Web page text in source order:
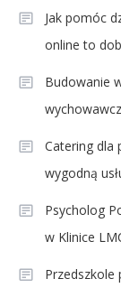
Jak pomóc
online to
Budowanie
Catering dla
wygodną
Psycholog
w Klinice
Przedszkole